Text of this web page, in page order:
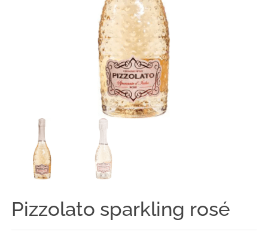
Pizzolato sparkling rosé